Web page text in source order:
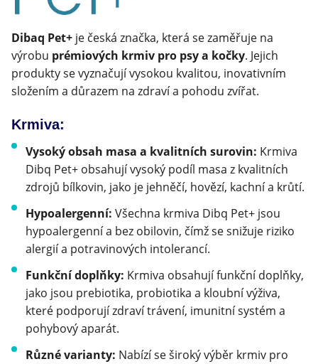
Klinika Veterix
777 319 516 (Po–Pá, 9–19h; So–Ne, 9–14h)
info@veterix.cz
E-shop Veterix
777 319 517 (Po–Pá, 8–15h)
eshop@veterix.cz
Dibaq Pet+ je česká značka, která se zaměřuje na
výrobu prémiových krmiv pro psy a kočky. Jejich
produkty se vyznačují vysokou kvalitou, inovativním
složením a důrazem na zdraví a pohodu zvířat.
Krmiva:
Vysoký obsah masa a kvalitních surovin: Krmiva
Dibq Pet+ obsahují vysoký podíl masa z kvalitních
zdrojů bílkovin, jako je jehněčí, hovězí, kachní a krůtí.
Hypoalergenní: Všechna krmiva Dibq Pet+ jsou
hypoalergenní a bez obilovin, čímž se snižuje riziko
alergií a potravinových intolerancí.
Funkční doplňky: Krmiva obsahují funkční doplňky,
jako jsou prebiotika, probiotika a kloubní výživa,
které podporují zdraví trávení, imunitní systém a
pohybový aparát.
Různé varianty: Nabízí se široký výběr krmiv pro